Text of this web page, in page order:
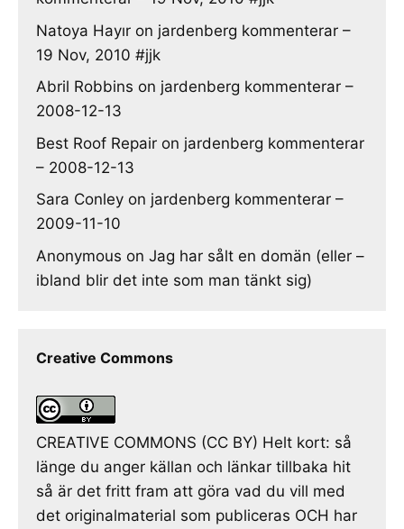
Natoya Hayır on jardenberg kommenterar –
19 Nov, 2010 #jjk
Abril Robbins on jardenberg kommenterar –
2008-12-13
Best Roof Repair on jardenberg kommenterar
– 2008-12-13
Sara Conley on jardenberg kommenterar –
2009-11-10
Anonymous on Jag har sålt en domän (eller –
ibland blir det inte som man tänkt sig)
Creative Commons
CREATIVE COMMONS (CC BY) Helt kort: så
länge du anger källan och länkar tillbaka hit
så är det fritt fram att göra vad du vill med
det originalmaterial som publiceras OCH har